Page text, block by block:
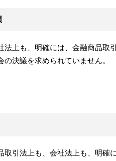
法上も、明確には、金融商品取
決議を求められていません。
取引法上も、会社法上も、明確